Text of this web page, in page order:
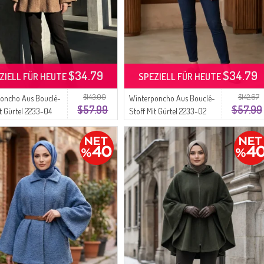
$143.00
$57.99
Aus Bouclé-
Gürtel 2233-04
FÜR HEUTE$34.79
$142.67
$57.99
Winterponcho Aus Bouclé-
Stoff Mit Gürtel 2233-02
Terrakotta
SPEZIELL FÜR HEUTE$34.79